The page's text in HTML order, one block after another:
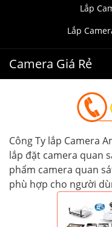
Lắp
Lắp
Camera Giá Rẻ
Công Ty lắp Camera
lắp đặt camera quan
phẩm camera quan
phù hợp cho người